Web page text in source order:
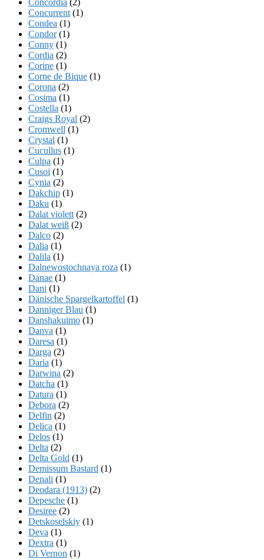
Concurrent (1)
Condea (1)
Condor(1)
Conny (1)
Cordia (2)
Corine (1)
Corne de Bique (1)
Corona (2)
Cosima (1)
Costella (1)
Craigs Royal (2)
Cromwell (1)
Crystal (1)
Cucullus (1)
Culpa (1)
Cusoi (1)
Cynia (2)
Dakchip (1)
Daku (1)
Dalat violett (2)
Dalat weiß (2)
Dalco (2)
Dalia (1)
Dalila (1)
Dalnewostochnaya roza (1)
Danae (1)
Dani (1)
Dänische Spargelkartoffel (1)
Danniger Blau (1)
Danshakuimo (1)
Danva (1)
Daresa (1)
Darga (2)
Daria (1)
Darwina (2)
Datcha (1)
Datura (1)
Debora (2)
Delfin (2)
Delica (1)
Delos (1)
Delta (2)
Delta Gold (1)
Demissum Bastard (1)
Denali (1)
Deodara (1913) (2)
Depesche (1)
Desiree (2)
Detskoselskiy (1)
Deva (1)
Dextra (1)
Di Vernon (1)